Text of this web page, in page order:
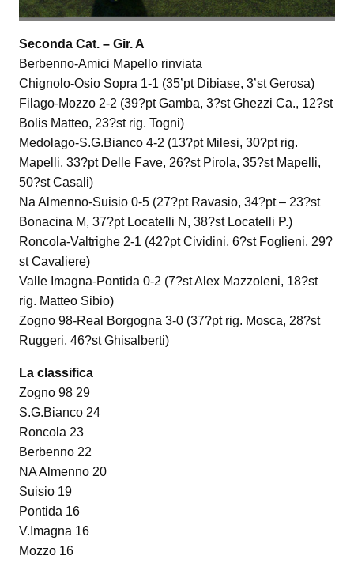
Seconda Cat. – Gir. A
Berbenno-Amici Mapello rinviata
Chignolo-Osio Sopra 1-1 (35’pt Dibiase, 3’st Gerosa)
Filago-Mozzo 2-2 (39?pt Gamba, 3?st Ghezzi Ca., 12?st
Bolis Matteo, 23?st rig. Togni)
Medolago-S.G.Bianco 4-2 (13?pt Milesi, 30?pt rig.
Mapelli, 33?pt Delle Fave, 26?st Pirola, 35?st Mapelli,
50?st Casali)
Na Almenno-Suisio 0-5 (27?pt Ravasio, 34?pt – 23?st
Bonacina M, 37?pt Locatelli N, 38?st Locatelli P.)
Roncola-Valtrighe 2-1 (42?pt Cividini, 6?st Foglieni, 29?
st Cavaliere)
Valle Imagna-Pontida 0-2 (7?st Alex Mazzoleni, 18?st
rig. Matteo Sibio)
Zogno 98-Real Borgogna 3-0 (37?pt rig. Mosca, 28?st
Ruggeri, 46?st Ghisalberti)
La classifica
Zogno 98 29
S.G.Bianco 24
Roncola 23
Berbenno 22
NA Almenno 20
Suisio 19
Pontida 16
V.Imagna 16
Mozzo 16